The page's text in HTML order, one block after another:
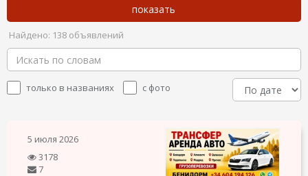
Найдено: 138 объявлений
только в названиях с фото
5 июля 2026
3178
7